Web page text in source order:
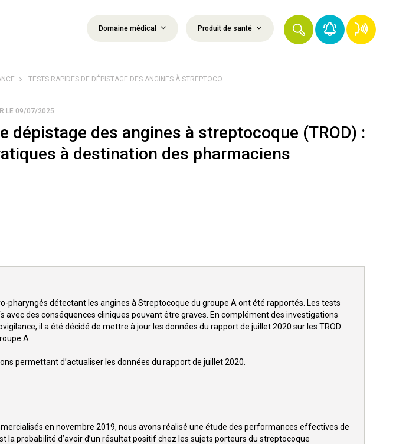
Domaine médical Produit de santé
TESTS RAPIDES DE DÉPISTAGE DES ANGINES À STREPTOCO...
LE 09/07/2025
dépistage des angines à streptocoque (TROD) :
à destination des pharmaciens
pharyngés détectant les angines à Streptocoque du groupe A ont été rapportés. Les tests
des conséquences cliniques pouvant être graves. En complément des investigations
il a été décidé de mettre à jour les données du rapport de juillet 2020 sur les TROD
A.
permettant d’actualiser les données du rapport de juillet 2020.
en novembre 2019, nous avons réalisé une étude des performances effectives de
la probabilité d’avoir d’un résultat positif chez les sujets porteurs du streptocoque